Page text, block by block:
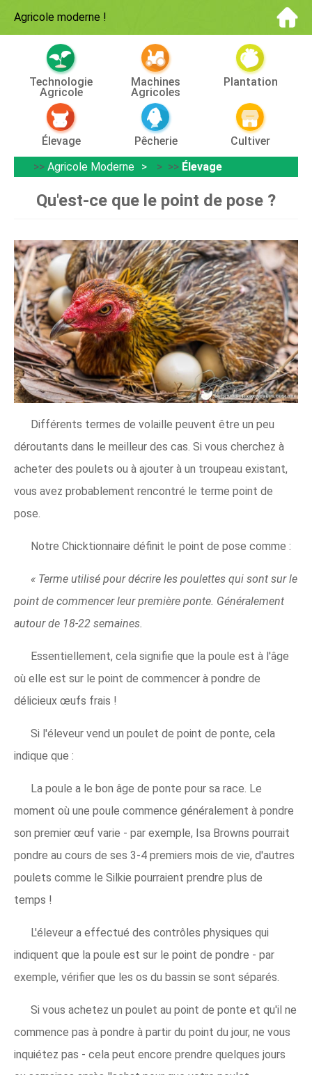
Agricole moderne !
Technologie
Agricole
Machines
Agricoles
Plantation
Élevage Pêcherie
Cultiver
>> Agricole Moderne > >> Élevage
Qu'est-ce que le point de pose ?
Différents termes de volaille peuvent être un peu
déroutants dans le meilleur des cas. Si vous cherchez à
acheter des poulets ou à ajouter à un troupeau existant,
vous avez probablement rencontré le terme point de
pose.
Notre Chicktionnaire définit le point de pose comme :
« Terme utilisé pour décrire les poulettes qui sont sur le
point de commencer leur première ponte. Généralement
autour de 18-22 semaines.
Essentiellement, cela signifie que la poule est à l'âge
où elle est sur le point de commencer à pondre de
délicieux œufs frais !
Si l'éleveur vend un poulet de point de ponte, cela
indique que :
La poule a le bon âge de ponte pour sa race. Le
moment où une poule commence généralement à pondre
son premier œuf varie - par exemple, Isa Browns pourrait
pondre au cours de ses 3-4 premiers mois de vie, d'autres
poulets comme le Silkie pourraient prendre plus de
temps !
L'éleveur a effectué des contrôles physiques qui
indiquent que la poule est sur le point de pondre - par
exemple, vérifier que les os du bassin se sont séparés.
Si vous achetez un poulet au point de ponte et qu'il ne
commence pas à pondre à partir du point du jour, ne vous
inquiétez pas - cela peut encore prendre quelques jours